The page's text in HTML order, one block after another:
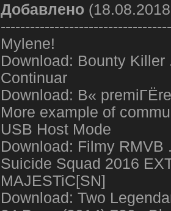
Добавлено
Mylene!
Download: Bounty Killer
Continuar
Download: В«
More example of
USB Host Mode
Download: Filmy RMVB
Suicide Squad 2016
MAJESTiC[SN]
Download: Two